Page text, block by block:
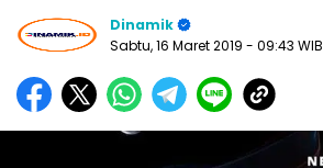
Dinamik
Sabtu, 16 Maret 2019 - 09:43 WIB